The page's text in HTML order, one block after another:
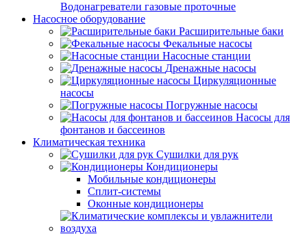
Водонагреватели газовые проточные
Насосное оборудование
Расширительные баки
Фекальные насосы
Насосные станции
Дренажные насосы
Циркуляционные
насосы
Погружные насосы
Насосы для
фонтанов и бассеинов
Климатическая техника
Сушилки для рук
Кондиционеры
Мобильные кондиционеры
Сплит-системы
Оконные кондиционеры